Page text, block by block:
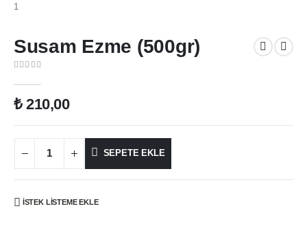
Susam Ezme (500gr)
₺210,00
SEPETE EKLE
İSTEK LISTEME EKLE